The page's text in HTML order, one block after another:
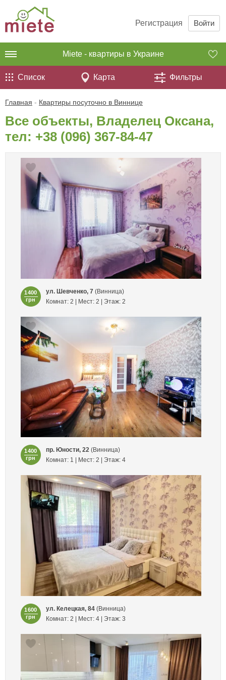
Регистрация Войти
Miete - квартиры в Украине
Список Карта Фильтры
Главная - Квартиры посуточно в Виннице
Все объекты, Владелец Оксана,
тел: +38 (096) 367-84-47
1400
грн
ул. Шевченко, 7(Винница)
Комнат: 2 | Мест: 2 | Этаж: 2
1400
грн
пр. Юности, 22(Винница)
Комнат: 1 | Мест: 2 | Этаж: 4
1600
грн
ул. Келецкая, 84(Винница)
Комнат: 2 | Мест: 4 | Этаж: 3